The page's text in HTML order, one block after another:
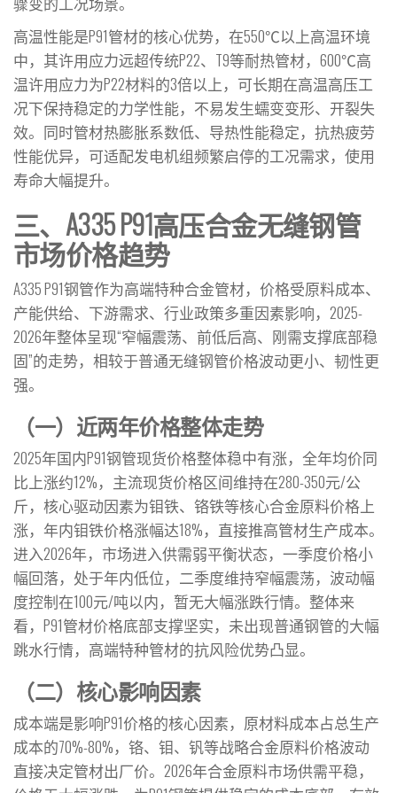
高温性能是P91管材的核心优势，在550℃以上高温环境
中，其许用应力远超传统P22、T9等耐热管材，600℃高
温许用应力为P22材料的3倍以上，可长期在高温高压工
况下保持稳定的力学性能，不易发生蠕变变形、开裂失
效。同时管材热膨胀系数低、导热性能稳定，抗热疲劳
性能优异，可适配发电机组频繁启停的工况需求，使用
寿命大幅提升。
三、A335 P91高压合金无缝钢管
市场价格趋势
A335 P91钢管作为高端特种合金管材，价格受原料成本、
产能供给、下游需求、行业政策多重因素影响，2025-
2026年整体呈现“窄幅震荡、前低后高、刚需支撑底部稳
固”的走势，相较于普通无缝钢管价格波动更小、韧性更
强。
（一）近两年价格整体走势
2025年国内P91钢管现货价格整体稳中有涨，全年均价同
比上涨约12%，主流现货价格区间维持在280-350元/公
斤，核心驱动因素为钼铁、铬铁等核心合金原料价格上
涨，年内钼铁价格涨幅达18%，直接推高管材生产成本。
进入2026年，市场进入供需弱平衡状态，一季度价格小
幅回落，处于年内低位，二季度维持窄幅震荡，波动幅
度控制在100元/吨以内，暂无大幅涨跌行情。整体来
看，P91管材价格底部支撑坚实，未出现普通钢管的大幅
跳水行情，高端特种管材的抗风险优势凸显。
（二）核心影响因素
成本端是影响P91价格的核心因素，原材料成本占总生产
成本的70%-80%，铬、钼、钒等战略合金原料价格波动
直接决定管材出厂价。2026年合金原料市场供需平稳，